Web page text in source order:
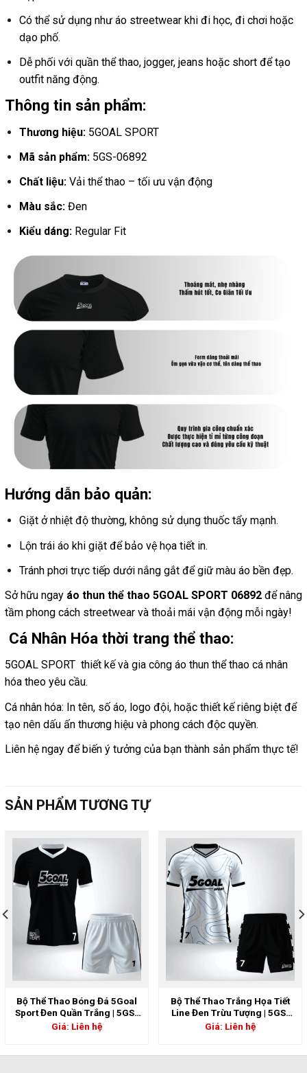
Có thể sử dụng như áo streetwear khi đi học, đi chơi hoặc
dạo phố.
Dễ phối với quần thể thao, jogger, jeans hoặc short để tạo
outfit năng động.
Thông tin sản phẩm:
Thương hiệu:5GOAL SPORT
Mã sản phẩm:5GS-06892
Chất liệu:Vải thể thao – tối ưu vận động
Màu sắc:Đen
Kiểu dáng: Regular Fit
Hướng dẫn bảo quản:
Giặt ở nhiệt độ thường, không sử dụng thuốc tẩy mạnh.
Lộn trái áo khi giặt để bảo vệ họa tiết in.
Tránh phơi trực tiếp dưới nắng gắt để giữ màu áo bền đẹp.
Sở hữu ngay áo thun thể thao 5GOAL SPORT 06892 để nâng
tầm phong cách streetwear và thoải mái vận động mỗi ngày!
Cá Nhân Hóa thời trang thể thao:
5GOAL SPORT thiết kế và gia công áo thun thể thao cá nhân
hóa theo yêu cầu.
Cá nhân hóa: In tên, số áo, logo đội, hoặc thiết kế riêng biệt để
tạo nên dấu ấn thương hiệu và phong cách độc quyền.
Liên hệ ngay để biến ý tưởng của bạn thành sản phẩm thực tế!
SẢN PHẨM TƯƠNG TỰ
Bộ Thể Thao Bóng Đá 5Goal
Sport Đen Quần Trắng | 5GS-
06813
Giá: Liên hệ
Bộ Thể Thao Trắng Họa Tiết
Line Đen Trừu Tượng | 5GS-
06797
Giá: Liên hệ